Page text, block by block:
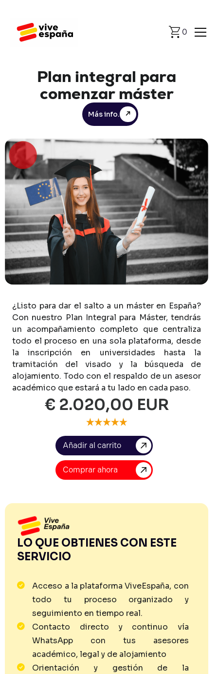
0
Plan integral para
comenzar máster
Más info.
¿Listo para dar el salto a un máster en España?
Con nuestro Plan Integral para Máster, tendrás
un acompañamiento completo que centraliza
todo el proceso en una sola plataforma, desde
la
inscripción en universidades hasta
la
tramitación
del visado y la búsqueda
de
alojamiento. Todo con el respaldo de un asesor
académico que estará a tu lado en cada paso.
€ 2.020,00 EUR
Comprar ahora
LO QUE OBTIENES CON ESTE
SERVICIO
Acceso a la plataforma ViveEspaña, con
todo tu proceso organizado y
seguimiento en tiempo real.
Contacto directo y continuo vía
WhatsApp con tus asesores
académico, legal y de alojamiento
Orientación y gestión de la